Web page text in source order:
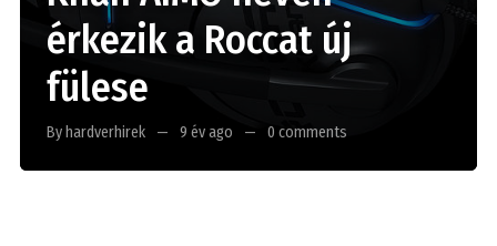
érkezik a Roccat új
fülese
By hardverhirek 9 év ago 0 comments